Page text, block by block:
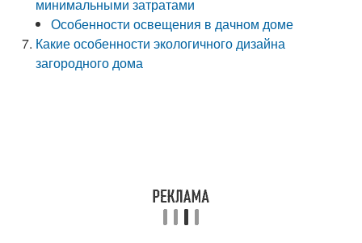
минимальными затратами
Особенности освещения в дачном доме
Какие особенности экологичного дизайна
загородного дома